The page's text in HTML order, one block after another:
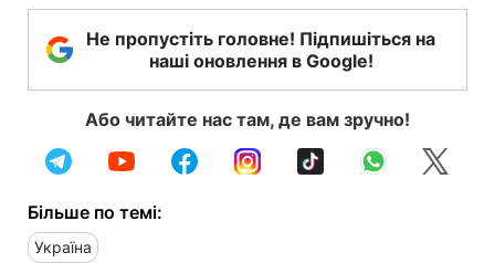
Не пропустіть головне! Підпишіться на
наші оновлення в Google!
Або читайте нас там, де вам зручно!
Більше по темі:
Україна